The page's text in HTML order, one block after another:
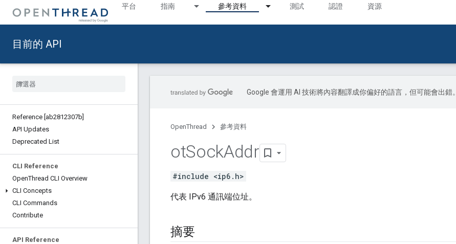
平台 指南 參考資料 測試 認證 資源
目前的 API
Reference [ab2812307b]
API Updates
Deprecated List
CLI Reference
OpenThread CLI Overview
CLI Concepts
CLI Commands
Contribute
API Reference
Google 會運用 AI 技術將內容翻譯成你偏好的語言，但可能會出錯。
OpenThread 參考資料
otSockAddr
#include <ip6.h>
代表 IPv6 通訊端位址。
摘要